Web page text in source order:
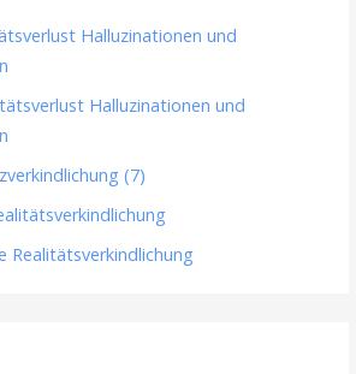
Halluzinationen und
Halluzinationen und
(7)
Realitätsverkindlichung